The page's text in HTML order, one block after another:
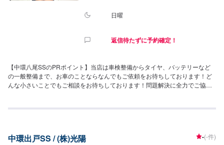
造車のご入店は固くお断りします。(自動車は、自動車の安全・環境基準であ
が科せられます。（道路運送車両法第９９条の２、第１０８条）【当店まで
隣りとなっております。建物の外観は1階に当店が入っており、2階以降はマ
ンションとなっています。
日曜
返信待たずに予約確定！
【中環八尾SSのPRポイント】当店は車検整備からタイヤ、バッテリーなど
の一般整備まで、お車のことならなんでもご依頼をお待ちしております！ど
んな小さいことでもご相談をお待ちしております！問題解決に全力でご協力
8:00~18:00日：休み【当店のキャンペーン情報】エネオスアプリをダウンロ
店にご用意しております。お気軽にご利用くださいませ。【アクセス】当店
中環出戸SS / (株)光陽 -(-件)